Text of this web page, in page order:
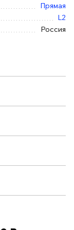
Прямая
L2
Россия